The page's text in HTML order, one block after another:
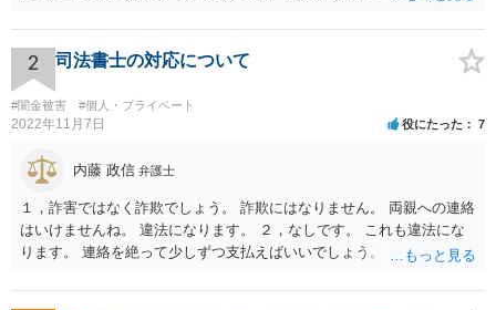
をお勧めします。
2 司法書士の対応について
#闇金被害 #個人・プライベート
2022年11月7日 役にたった 7
内藤 政信 弁護士
１，詐害ではなく詐欺でしょう。 詐欺にはなりません。 両親への連絡
はいけませんね。 違法になります。 ２，なしです。 これも違法にな
ります。 連絡を絶って少しずつ支払えばいいでしょう。